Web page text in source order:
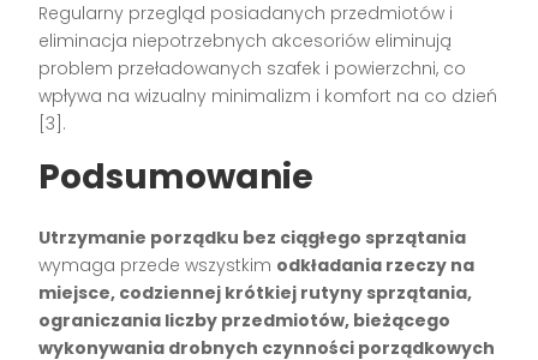
Regularny przegląd posiadanych przedmiotów i
eliminacja niepotrzebnych akcesoriów eliminują
problem przeładowanych szafek i powierzchni, co
wpływa na wizualny minimalizm i komfort na co dzień
[3] .
Podsumowanie
Utrzymanie porządku bez ciągłego sprzątania
wymaga przede wszystkim odkładania rzeczy na
miejsce, codziennej krótkiej rutyny sprzątania,
ograniczania liczby przedmiotów, bieżącego
wykonywania drobnych czynności porządkowych